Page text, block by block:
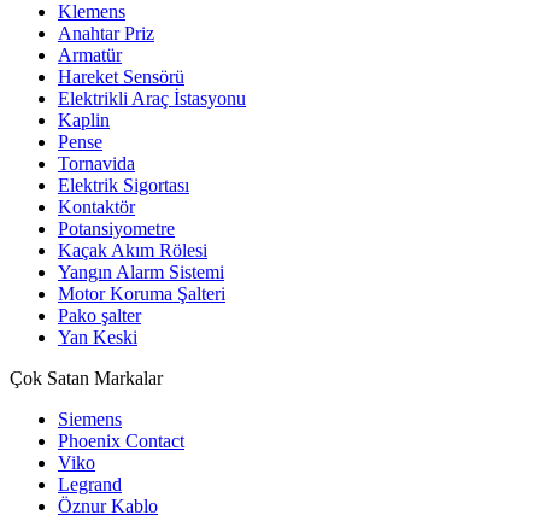
Klemens
Anahtar Priz
Armatür
Hareket Sensörü
Elektrikli Araç İstasyonu
Kaplin
Pense
Tornavida
Elektrik Sigortası
Kontaktör
Potansiyometre
Kaçak Akım Rölesi
Yangın Alarm Sistemi
Motor Koruma Şalteri
Pako şalter
Yan Keski
Çok Satan Markalar
Siemens
Phoenix Contact
Viko
Legrand
Öznur Kablo